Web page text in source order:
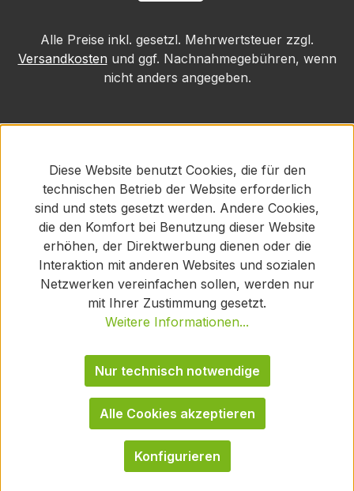
Alle Preise inkl. gesetzl. Mehrwertsteuer zzgl.
Versandkosten und ggf. Nachnahmegebühren, wenn
nicht anders angegeben.
Diese Website benutzt Cookies, die für den
technischen Betrieb der Website erforderlich
sind und stets gesetzt werden. Andere Cookies,
die den Komfort bei Benutzung dieser Website
erhöhen, der Direktwerbung dienen oder die
Interaktion mit anderen Websites und sozialen
Netzwerken vereinfachen sollen, werden nur
mit Ihrer Zustimmung gesetzt.
Weitere Informationen...
Nur technisch notwendige
Alle Cookies akzeptieren
Konfigurieren